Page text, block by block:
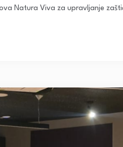
Natura Viva za upravljanje